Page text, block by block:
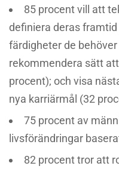
85 procent vill att
definiera deras
färdigheter de
rekommendera sätt
procent); och visa
nya karriärmål (32
75 procent av
livsförändringar
82 procent tror att